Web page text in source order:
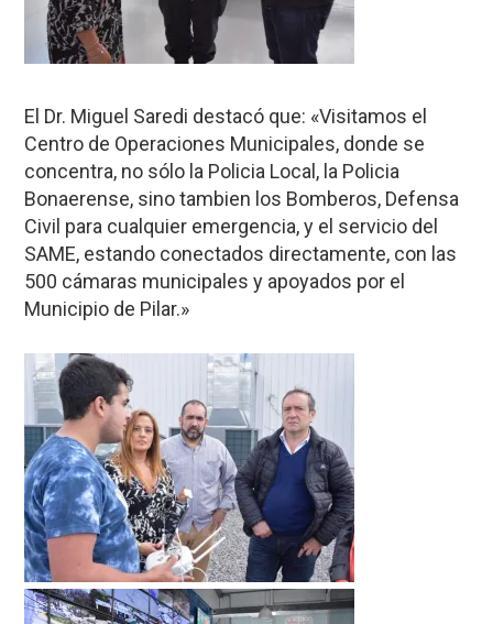
El Dr. Miguel Saredi destacó que: «Visitamos el
Centro de Operaciones Municipales, donde se
concentra, no sólo la Policia Local, la Policia
Bonaerense, sino tambien los Bomberos, Defensa
Civil para cualquier emergencia, y el servicio del
SAME, estando conectados directamente, con las
500 cámaras municipales y apoyados por el
Municipio de Pilar.»